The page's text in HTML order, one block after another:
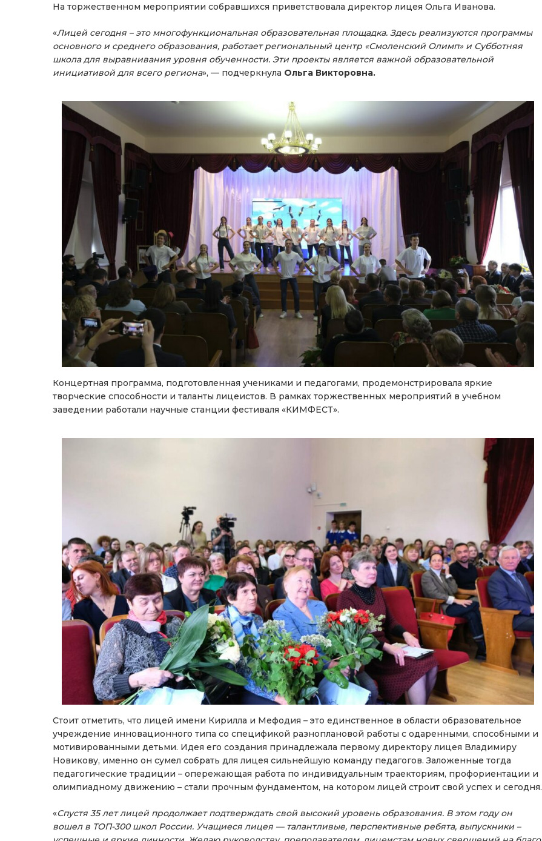
На торжественном мероприятии собравшихся приветствовала директор лицея Ольга Иванова.
«Лицей сегодня – это многофункциональная образовательная площадка. Здесь реализуются программы
основного и среднего образования, работает региональный центр «Смоленский Олимп» и Субботняя
школа для выравнивания уровня обученности. Эти проекты является важной образовательной
инициативой для всего региона», — подчеркнула Ольга Викторовна.
Концертная программа, подготовленная учениками и педагогами, продемонстрировала яркие
творческие способности и таланты лицеистов. В рамках торжественных мероприятий в учебном
заведении работали научные станции фестиваля «КИМФЕСТ».
Стоит отметить, что лицей имени Кирилла и Мефодия – это единственное в области образовательное
учреждение инновационного типа со спецификой разноплановой работы с одаренными, способными и
мотивированными детьми. Идея его создания принадлежала первому директору лицея Владимиру
Новикову, именно он сумел собрать для лицея сильнейшую команду педагогов. Заложенные тогда
педагогические традиции – опережающая работа по индивидуальным траекториям, профориентации и
олимпиадному движению – стали прочным фундаментом, на котором лицей строит свой успех и сегодня.
«Спустя 35 лет лицей продолжает подтверждать свой высокий уровень образования. В этом году он
вошел в ТОП-300 школ России. Учащиеся лицея — талантливые, перспективные ребята, выпускники –